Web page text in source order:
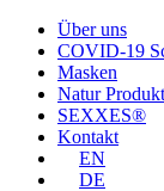
Über uns
COVID-19
Mas­ken
Natur
SEXXES®
Kon­takt
EN
DE